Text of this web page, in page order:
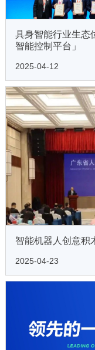
具身智能行业生
智能控制平台」
2025-04-12
智能机器人创意积
2025-04-23